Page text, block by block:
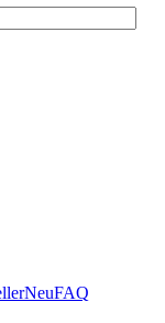
NeuFAQ